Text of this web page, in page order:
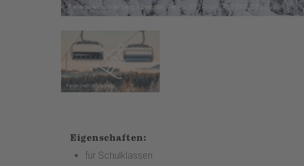
Eigenschaften:
für Schulklassen